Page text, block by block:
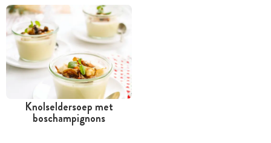
Knolseldersoep met
boschampignons